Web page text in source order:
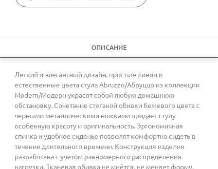
ОПИСАНИЕ
Легкий и элегантный дизайн, простые линии и
естественные цвета стула Abruzzo/Абруццо из коллекции
Modern/Модерн украсят собой любую домашнюю
обстановку. Сочетание стеганой обивки бежевого цвета с
черными металлическими ножками придает стулу
особенную красоту и оригинальность. Эргономичная
спинка и удобное сиденье позволят комфортно сидеть в
течение длительного времени. Конструкция изделия
разработана с учетом равномерного распределения
нагрузки. Тканевая обивка не мнётся, не меняет форму,